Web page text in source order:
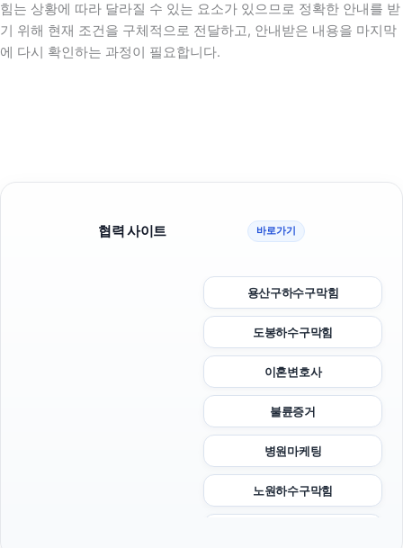
힘는 상황에 따라 달라질 수 있는 요소가 있으므로 정확한 안내를 받
기 위해 현재 조건을 구체적으로 전달하고, 안내받은 내용을 마지막
에 다시 확인하는 과정이 필요합니다.
협력 사이트 바로가기
용산구하수구막힘
도봉하수구막힘
이혼변호사
불륜증거
병원마케팅
노원하수구막힘